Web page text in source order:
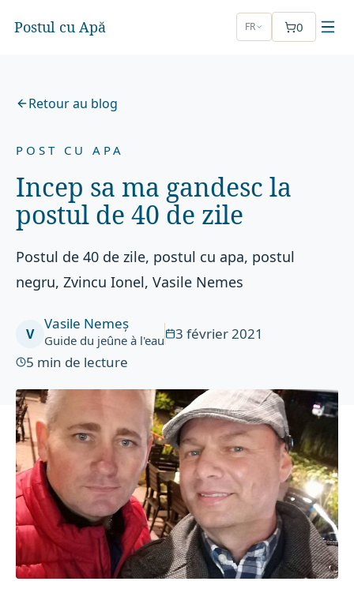
Postul cu Apă FR 0
Retour au blog
POST CU APA
Incep sa ma gandesc la
postul de 40 de zile
Postul de 40 de zile, postul cu apa, postul
negru, Zvincu Ionel, Vasile Nemes
V
Vasile Nemeș
Guide du jeûne à l'eau
3 février 2021
5 min de lecture